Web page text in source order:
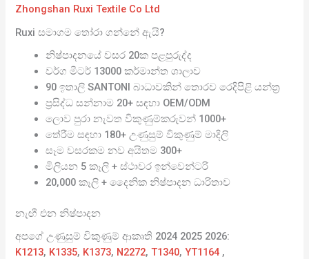
Zhongshan Ruxi Textile Co Ltd
Ruxi සමාගම තෝරා ගන්නේ ඇයි?
නිෂ්පාදනයේ වසර 20ක පළපුරුද්ද
වර්ග මීටර් 13000 කර්මාන්ත ශාලාව
90 ඉතාලි SANTONI බාධාවකින් තොරව රෙදිපිළි යන්ත්‍ර
ප්‍රසිද්ධ සන්නාම 20+ සඳහා OEM/ODM
ලොව පුරා නැවත විකුණුම්කරුවන් 1000+
තේරීම සඳහා 180+ උණුසුම් විකුණුම් මාදිලි
සෑම වසරකම නව අයිතම 300+
මිලියන 5 කෑලි + ස්ථාවර ඉන්වෙන්ටරි
20,000 කෑලි + දෛනික නිෂ්පාදන ධාරිතාව
නැඟී එන නිෂ්පාදන
අපගේ උණුසුම් විකුණුම් ආකෘති 2024 2025 2026:
K1213, K1335, K1373, N2272,T1340,YT1164 ,